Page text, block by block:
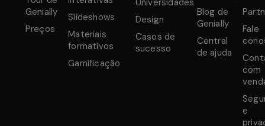
Genially
Preços
Slideshows
Materiais
formativos
Gamificação
Universidades
Design
Casos de
sucesso
Blog de
Genially
Central
de ajuda
Fale
com
e